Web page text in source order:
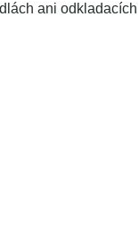
ani odkladacích